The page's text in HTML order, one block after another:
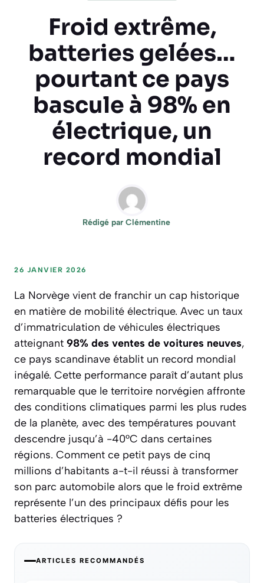
Froid extrême,
batteries gelées…
pourtant ce pays
bascule à 98% en
électrique, un
record mondial
Rédigé par Clémentine
26 JANVIER 2026
La Norvège vient de franchir un cap historique
en matière de mobilité électrique. Avec un taux
d’immatriculation de véhicules électriques
atteignant 98% des ventes de voitures neuves,
ce pays scandinave établit un record mondial
inégalé. Cette performance paraît d’autant plus
remarquable que le territoire norvégien affronte
des conditions climatiques parmi les plus rudes
de la planète, avec des températures pouvant
descendre jusqu’à -40°C dans certaines
régions. Comment ce petit pays de cinq
millions d’habitants a-t-il réussi à transformer
son parc automobile alors que le froid extrême
représente l’un des principaux défis pour les
batteries électriques ?
ARTICLES RECOMMANDÉS